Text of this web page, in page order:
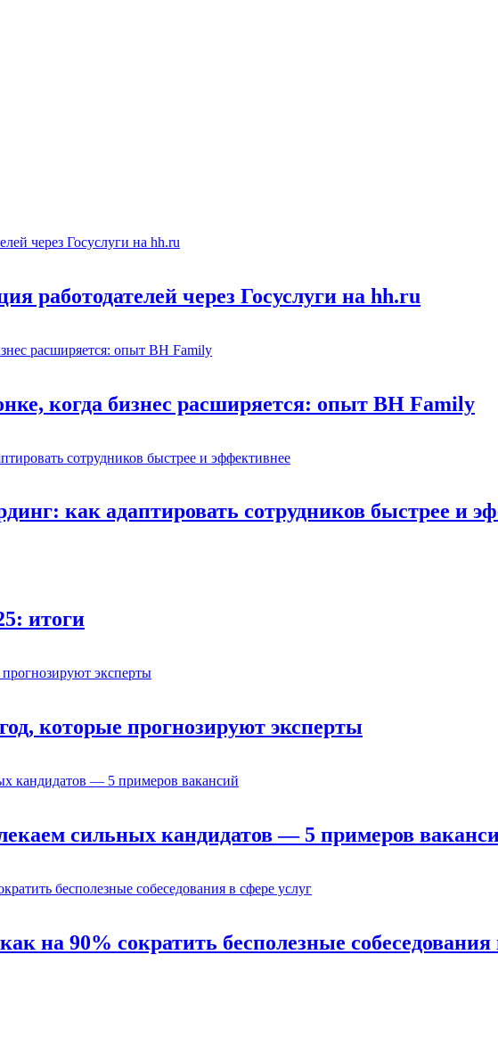
работодателей через Госуслуги на hh.ru
когда бизнес расширяется: опыт BH Family
как адаптировать сотрудников быстрее и
итоги
которые прогнозируют эксперты
сильных кандидатов — 5 примеров
на 90% сократить бесполезные собеседования